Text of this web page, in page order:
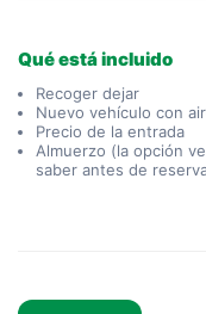
Qué está incluido
Recoger dejar
Nuevo vehículo con
Precio de la entrada
Almuerzo (la opción
saber antes de